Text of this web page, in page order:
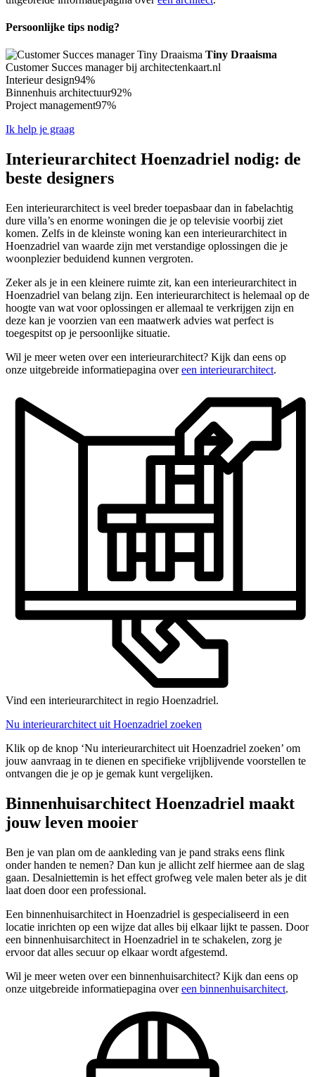
Persoonlijke tips nodig?
Tiny Draaisma
Customer Succes manager bij architectenkaart.nl
Interieur design94%
Binnenhuis architectuur92%
Project management97%
Ik help je graag
Interieurarchitect Hoenzadriel nodig: de
beste designers
Een interieurarchitect is veel breder toepasbaar dan in fabelachtig
dure villa’s en enorme woningen die je op televisie voorbij ziet
komen. Zelfs in de kleinste woning kan een interieurarchitect in
Hoenzadriel van waarde zijn met verstandige oplossingen die je
woonplezier beduidend kunnen vergroten.
Zeker als je in een kleinere ruimte zit, kan een interieurarchitect in
Hoenzadriel van belang zijn. Een interieurarchitect is helemaal op de
hoogte van wat voor oplossingen er allemaal te verkrijgen zijn en
deze kan je voorzien van een maatwerk advies wat perfect is
toegespitst op je persoonlijke situatie.
Wil je meer weten over een interieurarchitect? Kijk dan eens op
onze uitgebreide informatiepagina overeen interieurarchitect.
Vind een interieurarchitect in regio Hoenzadriel.
Nu interieurarchitect uit Hoenzadriel zoeken
Klik op de knop ‘Nu interieurarchitect uit Hoenzadriel zoeken’ om
jouw aanvraag in te dienen en specifieke vrijblijvende voorstellen te
ontvangen die je op je gemak kunt vergelijken.
Binnenhuisarchitect Hoenzadriel maakt
jouw leven mooier
Ben je van plan om de aankleding van je pand straks eens flink
onder handen te nemen? Dan kun je allicht zelf hiermee aan de slag
gaan. Desalniettemin is het effect grofweg vele malen beter als je dit
laat doen door een professional.
Een binnenhuisarchitect in Hoenzadriel is gespecialiseerd in een
locatie inrichten op een wijze dat alles bij elkaar lijkt te passen. Door
een binnenhuisarchitect in Hoenzadriel in te schakelen, zorg je
ervoor dat alles secuur op elkaar wordt afgestemd.
Wil je meer weten over een binnenhuisarchitect? Kijk dan eens op
onze uitgebreide informatiepagina overeen binnenhuisarchitect.